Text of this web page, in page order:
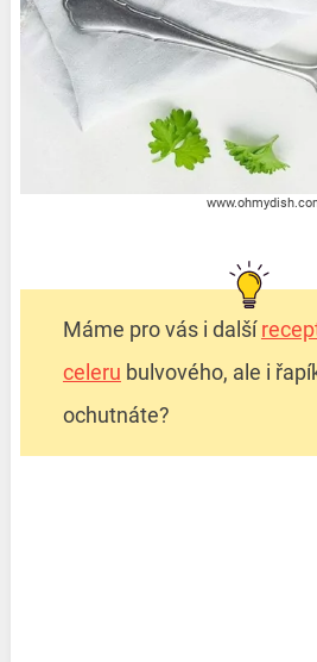
Máme pro vás i další
celeru bulvového, ale i
ochutnáte?